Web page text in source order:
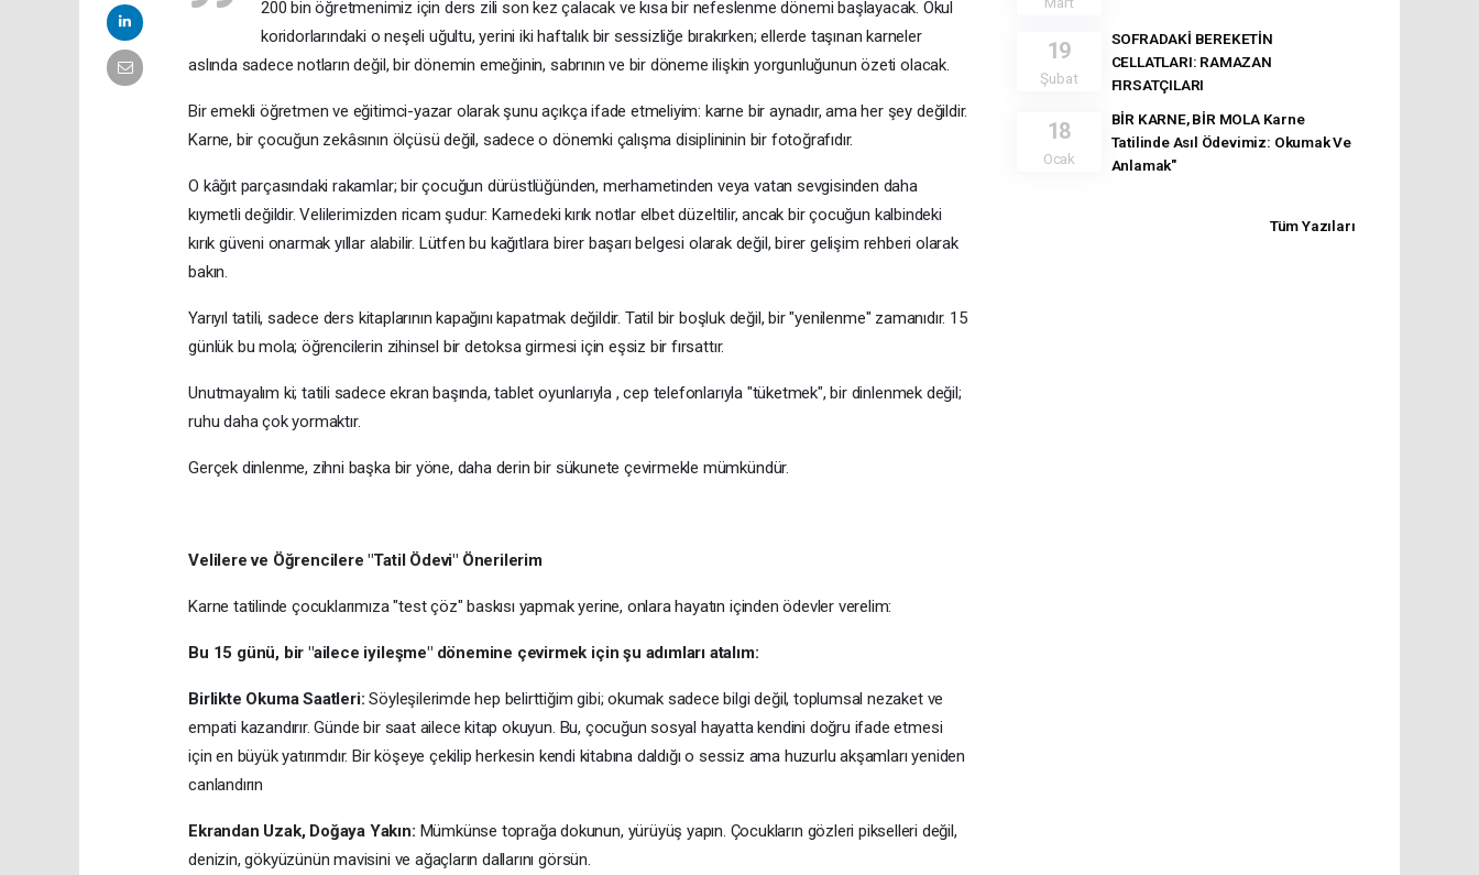
200 bin öğretmenimiz için ders zili son kez çalacak ve kısa bir nefeslenme dönemi başlayacak. Okul
koridorlarındaki o neşeli uğultu, yerini iki haftalık bir sessizliğe bırakırken; ellerde taşınan karneler
aslında sadece notların değil, bir dönemin emeğinin, sabrının ve bir döneme ilişkin yorgunluğunun özeti olacak.
Bir emekli öğretmen ve eğitimci-yazar olarak şunu açıkça ifade etmeliyim: karne bir aynadır, ama her şey değildir.
Karne, bir çocuğun zekâsının ölçüsü değil, sadece o dönemki çalışma disiplininin bir fotoğrafıdır.
O kâğıt parçasındaki rakamlar; bir çocuğun dürüstlüğünden, merhametinden veya vatan sevgisinden daha
kıymetli değildir. Velilerimizden ricam şudur: Karnedeki kırık notlar elbet düzeltilir, ancak bir çocuğun kalbindeki
kırık güveni onarmak yıllar alabilir. Lütfen bu kağıtlara birer başarı belgesi olarak değil, birer gelişim rehberi olarak
bakın.
Yarıyıl tatili, sadece ders kitaplarının kapağını kapatmak değildir. Tatil bir boşluk değil, bir "yenilenme" zamanıdır. 15
günlük bu mola; öğrencilerin zihinsel bir detoksa girmesi için eşsiz bir fırsattır.
Unutmayalım ki; tatili sadece ekran başında, tablet oyunlarıyla , cep telefonlarıyla "tüketmek", bir dinlenmek değil;
ruhu daha çok yormaktır.
Gerçek dinlenme, zihni başka bir yöne, daha derin bir sükunete çevirmekle mümkündür.
Velilere ve Öğrencilere "Tatil Ödevi" Önerilerim
Karne tatilinde çocuklarımıza "test çöz" baskısı yapmak yerine, onlara hayatın içinden ödevler verelim:
Bu 15 günü, bir "ailece iyileşme" dönemine çevirmek için şu adımları atalım:
Birlikte Okuma Saatleri:Söyleşilerimde hep belirttiğim gibi; okumak sadece bilgi değil, toplumsal nezaket ve
empati kazandırır. Günde bir saat ailece kitap okuyun. Bu, çocuğun sosyal hayatta kendini doğru ifade etmesi
için en büyük yatırımdır. Bir köşeye çekilip herkesin kendi kitabına daldığı o sessiz ama huzurlu akşamları yeniden
canlandırın
Ekrandan Uzak, Doğaya Yakın: Mümkünse toprağa dokunun, yürüyüş yapın. Çocukların gözleri pikselleri değil,
denizin, gökyüzünün mavisini ve ağaçların dallarını görsün.
19
Şubat
SOFRADAKİ BEREKETİN
CELLATLARI: RAMAZAN
FIRSATÇILARI
18
Ocak
BİR KARNE, BİR MOLA Karne
Tatilinde Asıl Ödevimiz: Okumak Ve
Anlamak"
Tüm Yazıları